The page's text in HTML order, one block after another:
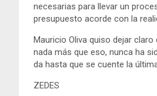
necesarias para llevar un
presupuesto acorde con la
Mauricio Oliva quiso dejar
nada más que eso, nunca ha
da hasta que se cuente la
ZEDES